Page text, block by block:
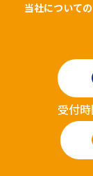
当社について
受付